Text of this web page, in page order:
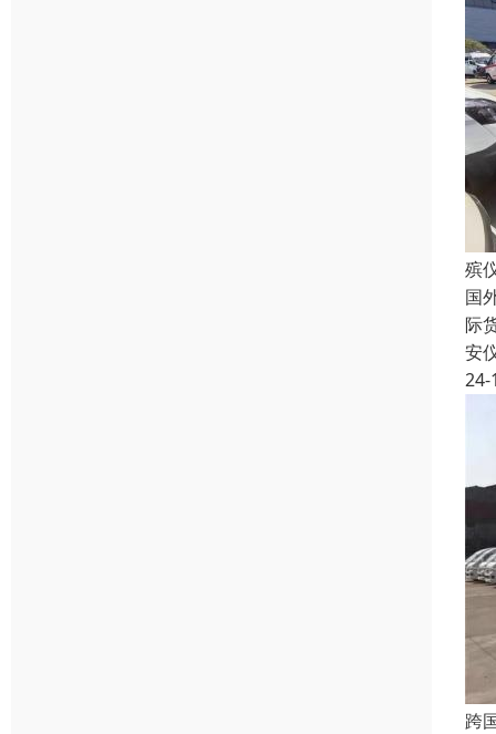
殡
国
际
安
24-
跨